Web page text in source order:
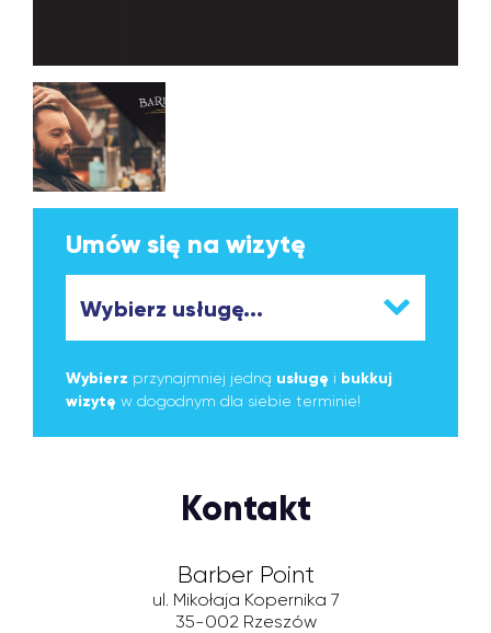
Umów się na wizytę
Wybierz przynajmniej jedną usługę i bukkuj
wizytę w dogodnym dla siebie terminie!
Kontakt
Barber Point
ul. Mikołaja Kopernika 7
35-002 Rzeszów